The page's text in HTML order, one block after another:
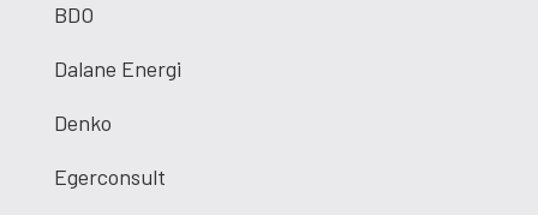
BDO
Dalane Energi
Denko
Egerconsult